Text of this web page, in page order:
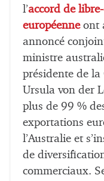
l’accord de
européenneont
annoncé
ministre
présidente de la
Ursula von der
plus de 99 %
exportations
l’Australie et
de
commerciaux.